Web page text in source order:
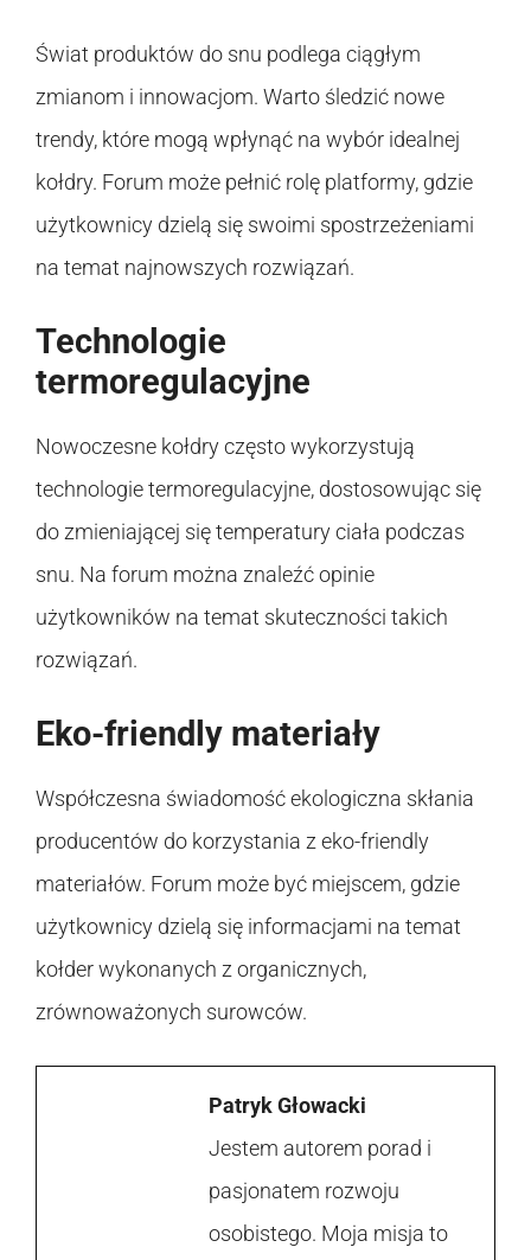
Świat produktów do snu podlega ciągłym
zmianom i innowacjom. Warto śledzić nowe
trendy, które mogą wpłynąć na wybór idealnej
kołdry. Forum może pełnić rolę platformy, gdzie
użytkownicy dzielą się swoimi spostrzeżeniami
na temat najnowszych rozwiązań.
Technologie
termoregulacyjne
Nowoczesne kołdry często wykorzystują
technologie termoregulacyjne, dostosowując się
do zmieniającej się temperatury ciała podczas
snu. Na forum można znaleźć opinie
użytkowników na temat skuteczności takich
rozwiązań.
Eko-friendly materiały
Współczesna świadomość ekologiczna skłania
producentów do korzystania z eko-friendly
materiałów. Forum może być miejscem, gdzie
użytkownicy dzielą się informacjami na temat
kołder wykonanych z organicznych,
zrównoważonych surowców.
Patryk Głowacki
Jestem autorem porad i
pasjonatem rozwoju
osobistego. Moja misja to